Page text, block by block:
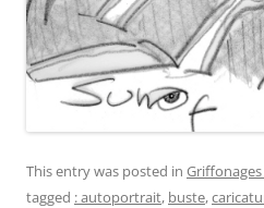
This entry was posted in
tagged : autoportrait, buste,